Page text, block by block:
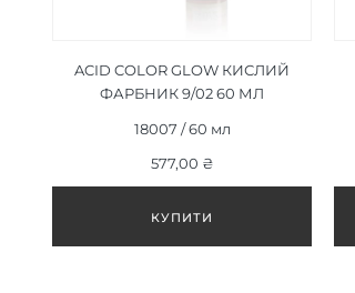
ACID COLOR GLOW КИСЛИЙ
ФАРБНИК 9/02 60 МЛ
18007 / 60 мл
577,00 ₴